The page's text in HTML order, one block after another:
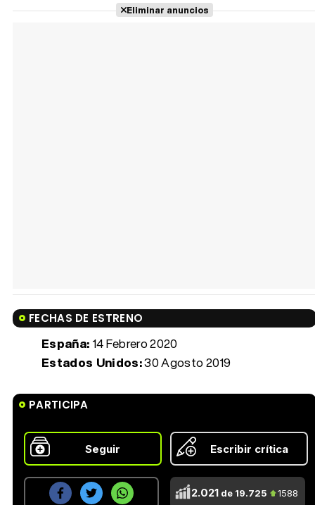
Eliminar anuncios
FECHAS DE ESTRENO
España: 14 Febrero 2020
Estados Unidos:30 Agosto 2019
PARTICIPA
Seguir Escribir crítica
2.021 de 19.725 1588